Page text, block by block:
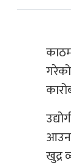
खुद्र